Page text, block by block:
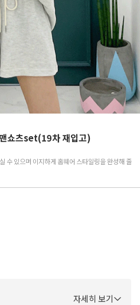
쇼츠set(19차 재입고)
수 있으며 이지하게 홈웨어 스타일링을 완성해 줄
자세히 보기